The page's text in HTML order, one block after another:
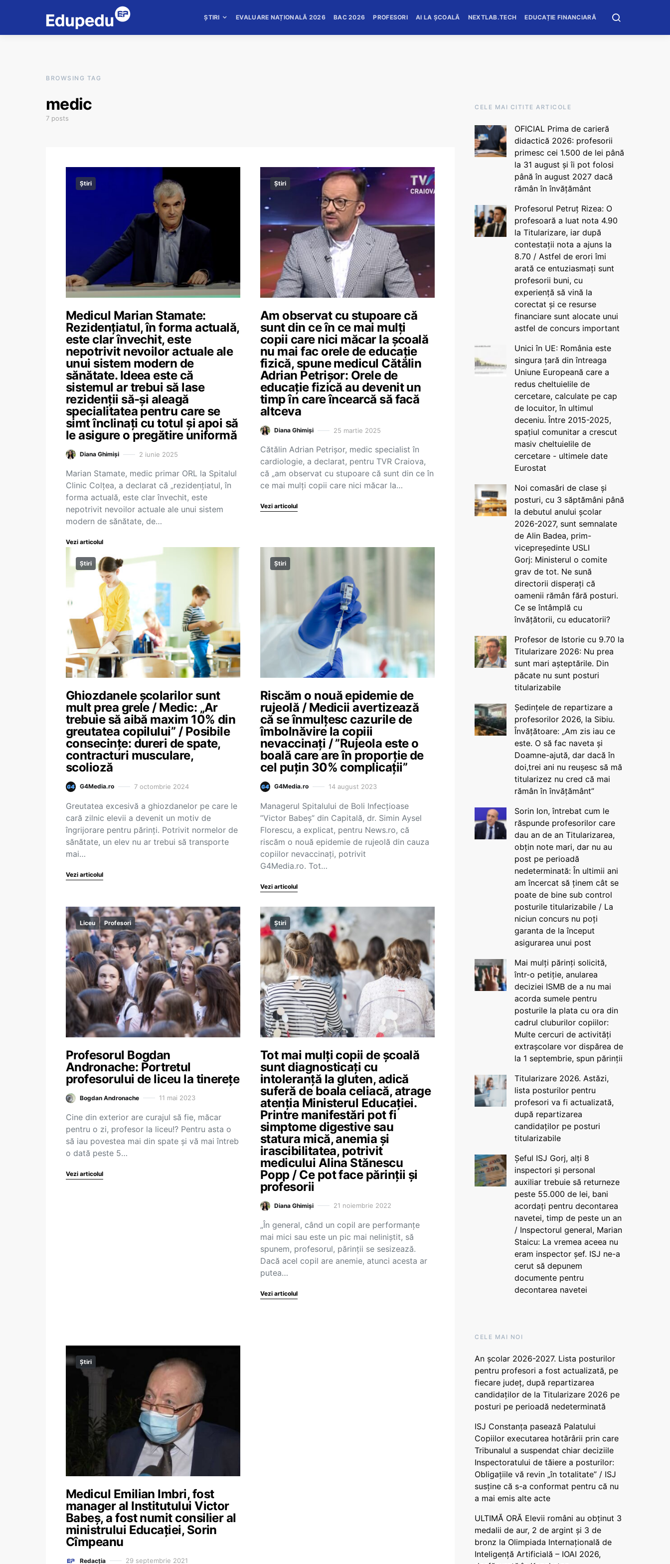
ȘTIRI EVALUARE NAȚIONALĂ 2026 BAC 2026 PROFESORI AI LA ȘCOALĂ NEXTLAB.TECH EDUCAȚIE FINANCIARĂ
BROWSING TAG
medic
7 posts
Știri
Medicul Marian Stamate:
Rezidențiatul, în forma actuală,
este clar învechit, este
nepotrivit nevoilor actuale ale
unui sistem modern de
sănătate. Ideea este că
sistemul ar trebui să lase
rezidenții să-și aleagă
specialitatea pentru care se
simt înclinați cu totul și apoi să
le asigure o pregătire uniformă
Diana Ghimiși 2 iunie 2025
Marian Stamate, medic primar ORL la Spitalul
Clinic Colțea, a declarat că „rezidențiatul, în
forma actuală, este clar învechit, este
nepotrivit nevoilor actuale ale unui sistem
modern de sănătate, de…
Vezi articolul
Știri
Am observat cu stupoare că
sunt din ce în ce mai mulți
copii care nici măcar la școală
nu mai fac orele de educație
fizică, spune medicul Cătălin
Adrian Petrișor: Orele de
educație fizică au devenit un
timp în care încearcă să facă
altceva
Diana Ghimiși 25 martie 2025
Cătălin Adrian Petrișor, medic specialist în
cardiologie, a declarat, pentru TVR Craiova,
că „am observat cu stupoare că sunt din ce în
ce mai mulți copii care nici măcar la…
Vezi articolul
Știri
Ghiozdanele școlarilor sunt
mult prea grele / Medic: „Ar
trebuie să aibă maxim 10% din
greutatea copilului” / Posibile
consecințe: dureri de spate,
contracturi musculare,
scolioză
G4Media.ro 7 octombrie 2024
Greutatea excesivă a ghiozdanelor pe care le
cară zilnic elevii a devenit un motiv de
îngrijorare pentru părinți. Potrivit normelor de
sănătate, un elev nu ar trebui să transporte
mai…
Vezi articolul
Știri
Riscăm o nouă epidemie de
rujeolă / Medicii avertizează
că se înmulțesc cazurile de
îmbolnăvire la copiii
nevaccinați / ”Rujeola este o
boală care are în proporţie de
cel puţin 30% complicaţii”
G4Media.ro 14 august 2023
Managerul Spitalului de Boli Infecţioase
”Victor Babeş” din Capitală, dr. Simin Aysel
Florescu, a explicat, pentru News.ro, că
riscăm o nouă epidemie de rujeolă din cauza
copiilor nevaccinați, potrivit
G4Media.ro. Tot…
Vezi articolul
Liceu Profesori
Profesorul Bogdan
Andronache: Portretul
profesorului de liceu la tinereţe
Bogdan Andronache 11 mai 2023
Cine din exterior are curajul să fie, măcar
pentru o zi, profesor la liceu!? Pentru asta o
să iau povestea mai din spate şi vă mai întreb
o dată peste 5…
Vezi articolul
Știri
Tot mai mulți copii de școală
sunt diagnosticați cu
intoleranță la gluten, adică
suferă de boala celiacă, atrage
atenția Ministerul Educației.
Printre manifestări pot fi
simptome digestive sau
statura mică, anemia și
irascibilitatea, potrivit
medicului Alina Stănescu
Popp / Ce pot face părinții și
profesorii
Diana Ghimiși 21 noiembrie 2022
„În general, când un copil are performanțe
mai mici sau este un pic mai neliniștit, să
spunem, profesorul, părinții se sesizează.
Dacă acel copil are anemie, atunci acesta ar
putea…
Vezi articolul
Știri
Medicul Emilian Imbri, fost
manager al Institutului Victor
Babeș, a fost numit consilier al
ministrului Educației, Sorin
Cîmpeanu
Redacția 29 septembrie 2021
CELE MAI CITITE ARTICOLE
OFICIAL Prima de carieră
didactică 2026: profesorii
primesc cei 1.500 de lei până
la 31 august și îi pot folosi
până în august 2027 dacă
rămân în învățământ
Profesorul Petruț Rizea: O
profesoară a luat nota 4.90
la Titularizare, iar după
contestații nota a ajuns la
8.70 / Astfel de erori îmi
arată ce entuziasmați sunt
profesorii buni, cu
experiență să vină la
corectat și ce resurse
financiare sunt alocate unui
astfel de concurs important
Unici în UE: România este
singura țară din întreaga
Uniune Europeană care a
redus cheltuielile de
cercetare, calculate pe cap
de locuitor, în ultimul
deceniu. Între 2015-2025,
spațiul comunitar a crescut
masiv cheltuielile de
cercetare - ultimele date
Eurostat
Noi comasări de clase și
posturi, cu 3 săptămâni până
la debutul anului școlar
2026-2027, sunt semnalate
de Alin Badea, prim-
vicepreședinte USLI
Gorj: Ministerul o comite
grav de tot. Ne sună
directorii disperați că
oamenii rămân fără posturi.
Ce se întâmplă cu
învățătorii, cu educatorii?
Profesor de Istorie cu 9.70 la
Titularizare 2026: Nu prea
sunt mari așteptările. Din
păcate nu sunt posturi
titularizabile
Ședințele de repartizare a
profesorilor 2026, la Sibiu.
Învățătoare: „Am zis iau ce
este. O să fac naveta și
Doamne-ajută, dar dacă în
doi,trei ani nu reușesc să mă
titularizez nu cred că mai
rămân în învățământ”
Sorin Ion, întrebat cum le
răspunde profesorilor care
dau an de an Titularizarea,
obțin note mari, dar nu au
post pe perioadă
nedeterminată: În ultimii ani
am încercat să ținem cât se
poate de bine sub control
posturile titularizabile / La
niciun concurs nu poți
garanta de la început
asigurarea unui post
Mai mulți părinți solicită,
într-o petiție, anularea
deciziei ISMB de a nu mai
acorda sumele pentru
posturile la plata cu ora din
cadrul cluburilor copiilor:
Multe cercuri de activități
extrașcolare vor dispărea de
la 1 septembrie, spun părinții
Titularizare 2026. Astăzi,
lista posturilor pentru
profesori va fi actualizată,
după repartizarea
candidaților pe posturi
titularizabile
Șeful ISJ Gorj, alți 8
inspectori și personal
auxiliar trebuie să returneze
peste 55.000 de lei, bani
acordați pentru decontarea
navetei, timp de peste un an
/ Inspectorul general, Marian
Staicu: La vremea aceea nu
eram inspector șef. ISJ ne-a
cerut să depunem
documente pentru
decontarea navetei
CELE MAI NOI
An școlar 2026-2027. Lista posturilor
pentru profesori a fost actualizată, pe
fiecare județ, după repartizarea
candidaților de la Titularizare 2026 pe
posturi pe perioadă nedeterminată
ISJ Constanța pasează Palatului
Copiilor executarea hotărârii prin care
Tribunalul a suspendat chiar deciziile
Inspectoratului de tăiere a posturilor:
Obligațiile vă revin „în totalitate” / ISJ
susține că s-a conformat pentru că nu
a mai emis alte acte
ULTIMĂ ORĂ Elevii români au obținut 3
medalii de aur, 2 de argint și 3 de
bronz la Olimpiada Internațională de
Inteligență Artificială – IOAI 2026,